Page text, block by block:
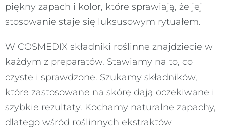
piękny zapach i kolor, które sprawiają, że jej
stosowanie staje się luksusowym rytuałem.
W COSMEDIX składniki roślinne znajdziecie w
każdym z preparatów. Stawiamy na to, co
czyste i sprawdzone. Szukamy składników,
które zastosowane na skórę dają oczekiwane i
szybkie rezultaty. Kochamy naturalne zapachy,
dlatego wśród roślinnych ekstraktów